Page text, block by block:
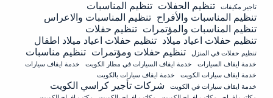
تاجير مكيفات
تنظيم الحفلات تنظيم المناسبات
تنظيم المناسبات والأفراح تنظيم المناسبات والاعراس
تنظيم المناسبات والمؤتمرات تنظيم حفلات
تنظيم حفلات اعياد ميلاد تنظيم حفلات اعياد ميلاد اطفال
تنظيم حفلات في المنزل تنظيم حفلات ومؤتمرات تنظيم مناسبات
خدمة ايقاف السيارات خدمة ايقاف السيارات في مطار الكويت
خدمة ايقاف سيارات
خدمة ايقاف سيارات الكويت
خدمة ايقاف سيارات بالكويت
خدمة ايقاف سيارات في الكويت
شركات تأجير كراسي الكويت